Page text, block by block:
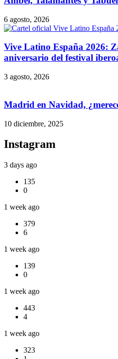
6 agosto, 2026
Vive Latino España 2026:
aniversario del festival
3 agosto, 2026
Madrid en Navidad,
10 diciembre, 2025
Instagram
3 days ago
135
0
1 week ago
379
6
1 week ago
139
0
1 week ago
443
4
1 week ago
323